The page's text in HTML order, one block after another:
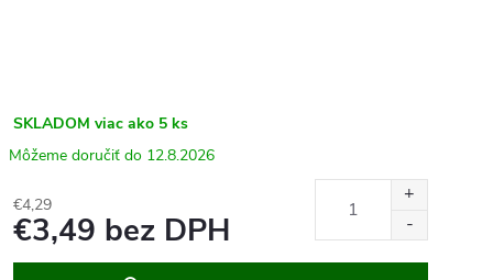
SKLADOM viac ako 5 ks
12.8.2026
€4,29
€3,49 bez DPH